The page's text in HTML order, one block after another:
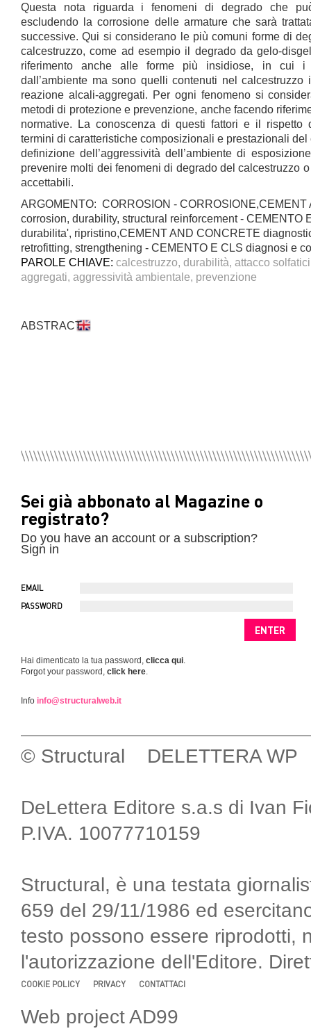
Questa nota riguarda i fenomeni di degrado che
escludendo la corrosione delle armature che sarà
successive. Qui si considerano le più comuni forme di
calcestruzzo, come ad esempio il degrado da gelo-
riferimento anche alle forme più insidiose, in cui i
dall’ambiente ma sono quelli contenuti nel
reazione alcali-aggregati. Per ogni fenomeno si
metodi di protezione e prevenzione, anche facendo
normative. La conoscenza di questi fattori e il rispetto
termini di caratteristiche composizionali e prestazionali
definizione dell’aggressività dell’ambiente di
prevenire molti dei fenomeni di degrado del calcestruzzo
accettabili.
ARGOMENTO: CORROSION -
corrosion, durability, structural reinforcement - CEMENTO
durabilita', ripristino,CEMENT AND CONCRETE
retrofitting, strengthening - CEMENTO E CLS diagnosi e
PAROLE CHIAVE: calcestruzzo, durabilità, attacco
aggregati, aggressività ambientale, prevenzione
ABSTRACT
Sei già abbonato al Magazine o
registrato?
Do you have an account or a subscription?
Sign in
EMAIL
PASSWORD
Hai dimenticato la tua password, clicca qui.
Forgot your password, click here.
Info info@structuralweb.it
© Structural DELETTERA WP
DeLettera Editore s.a.s di Ivan
P.IVA. 10077710159
Structural, è una testata
659 del 29/11/1986 ed
testo possono essere riprodotti,
l'autorizzazione dell'Editore.
COOKIE POLICY PRIVACY CONTATTACI
Web project AD99